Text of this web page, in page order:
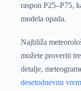
raspon P25–P75,
modela opada.
Najbliža
možete proveriti
detalje,
desetodnevnu